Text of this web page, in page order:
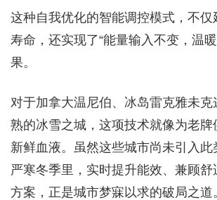
这种自我优化的智能调控模式，不仅
寿命，还实现了“能量输入不变，温
果。
对于加拿大温尼伯、冰岛雷克雅未
熟的冰雪之城，这项技术就像为老牌
新鲜血液。虽然这些城市尚未引入此
严寒冬季里，实时提升能效、兼顾
方案，正是城市梦寐以求的破局之道